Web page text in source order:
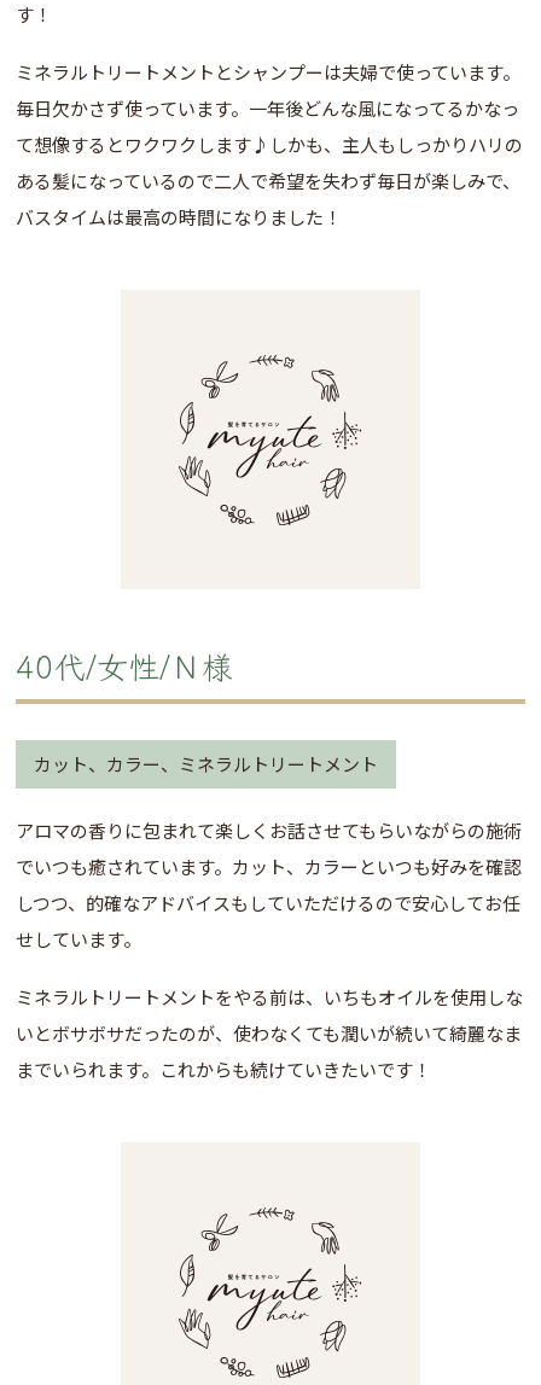
す！
ミネラルトリートメントとシャンプーは夫婦で使っています。
毎日欠かさず使っています。一年後どんな風になってるかなっ
て想像するとワクワクします♪しかも、主人もしっかりハリの
ある髪になっているので二人で希望を失わず毎日が楽しみで、
バスタイムは最高の時間になりました！
40代/女性/Ｎ様
カット、カラー、ミネラルトリートメント
アロマの香りに包まれて楽しくお話させてもらいながらの施術
でいつも癒されています。カット、カラーといつも好みを確認
しつつ、的確なアドバイスもしていただけるので安心してお任
せしています。
ミネラルトリートメントをやる前は、いちもオイルを使用しな
いとボサボサだったのが、使わなくても潤いが続いて綺麗なま
までいられます。これからも続けていきたいです！